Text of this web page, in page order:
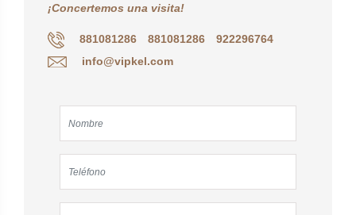
¡Concertemos una visita!
881081286 881081286
922296764
info@vipkel.com